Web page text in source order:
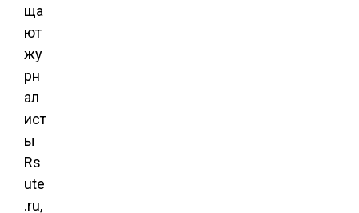
ща
ют
жу
рн
ал
ист
ы
Rs
ute
.ru,